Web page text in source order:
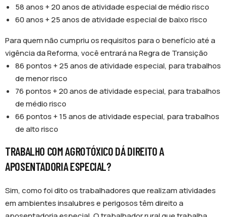
58 anos + 20 anos de atividade especial de médio risco
60 anos + 25 anos de atividade especial de baixo risco
Para quem não cumpriu os requisitos para o benefício até a
vigência da Reforma, você entrará na Regra de Transição
86 pontos + 25 anos de atividade especial, para trabalhos
de menor risco
76 pontos + 20 anos de atividade especial, para trabalhos
de médio risco
66 pontos + 15 anos de atividade especial, para trabalhos
de alto risco
TRABALHO COM AGROTÓXICO DÁ DIREITO A
APOSENTADORIA ESPECIAL?
Sim, como foi dito os trabalhadores que realizam atividades
em ambientes insalubres e perigosos têm direito a